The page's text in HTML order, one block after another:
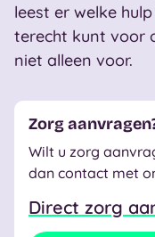
leest er welke
terecht kunt voor
niet alleen voor.
Zorg
Wilt u zorg
dan contact met
Direct zorg